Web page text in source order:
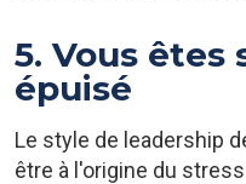
5. Vous êtes
épuisé
Le style de leadership
être à l'origine du